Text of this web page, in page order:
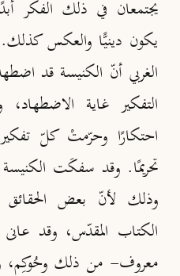
يجتمعان في ذلك الفكر
يكون دينيًّا والعكس
الغربي أنّ الكنيسة قد
التفكير غاية
احتكارًا وحرّمتْ كلّ تفكير
تحريمًا. وقد سفكَت الكنيسة
وذلك لأنّ بعض الحقائق
الكتاب المقدّس، وقد
معروف- من ذلك وحُوكِم،